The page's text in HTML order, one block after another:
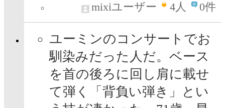
mixiユーザー
4人 0件
ユーミンのコンサートでお
馴染みだった人だ。ベース
を首の後ろに回し肩に載せ
て弾く「背負い弾き」とい